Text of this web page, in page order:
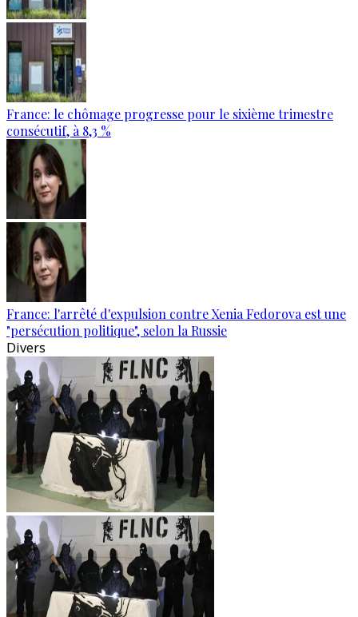
France: le chômage progresse pour le sixième trimestre
consécutif, à 8,3 %
France: l'arrêté d'expulsion contre Xenia Fedorova est une
"persécution politique", selon la Russie
Divers